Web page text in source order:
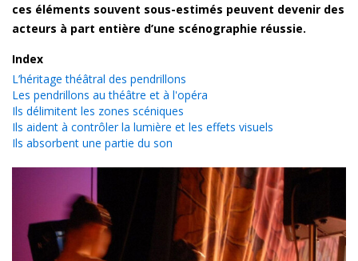
ces éléments souvent sous-estimés peuvent devenir des
acteurs à part entière d’une scénographie réussie.
Index
L’héritage théâtral des pendrillons
Les pendrillons au théâtre et à l'opéra
Ils délimitent les zones scéniques
Ils aident à contrôler la lumière et les effets visuels
Ils absorbent une partie du son